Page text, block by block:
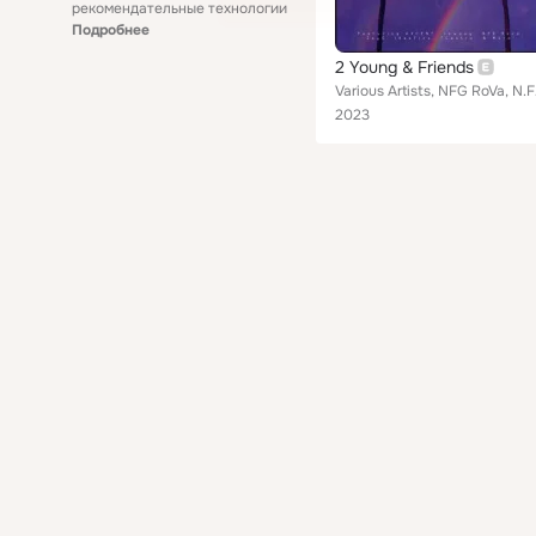
рекомендательные технологии
Подробнее
2 Young & Friends
Various Artists,
2023